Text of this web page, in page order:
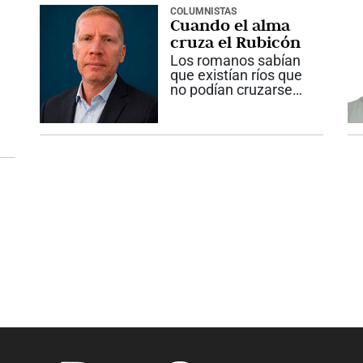
de los hombres hacia
las...
COLUMNISTAS
Cuando el alma
cruza el Rubicón
Los romanos sabían
que existían ríos que
no podían cruzarse
pareciera una historia